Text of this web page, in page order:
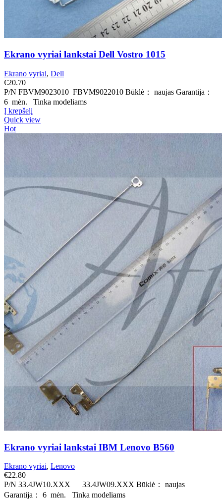
Ekrano vyriai lankstai Dell Vostro 1015
Ekrano vyriai, Dell
€20.70
P/N FBVM9023010 FBVM9022010 Būklė： naujas Garantija：
6 mėn. Tinka modeliams
Į krepšelį
Quick view
Hot
Ekrano vyriai lankstai IBM Lenovo B560
Ekrano vyriai, Lenovo
€22.80
P/N 33.4JW10.XXX 33.4JW09.XXX Būklė： naujas
Garantija： 6 mėn. Tinka modeliams